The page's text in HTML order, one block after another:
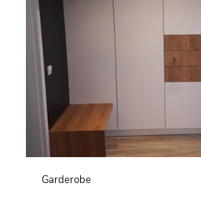
Garderobe